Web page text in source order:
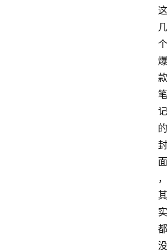
这
几
个
爆
款
笔
记
的
封
面
，
其
实
都
没